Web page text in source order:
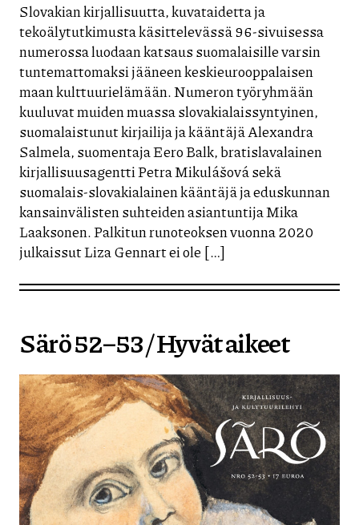
Slovakian kirjallisuutta, kuvataidetta ja
tekoälytutkimusta käsittelevässä 96-sivuisessa
numerossa luodaan katsaus suomalaisille varsin
tuntemattomaksi jääneen keskieurooppalaisen
maan kulttuurielämään. Numeron työryhmään
kuuluvat muiden muassa slovakialaissyntyinen,
suomalaistunut kirjailija ja kääntäjä Alexandra
Salmela, suomentaja Eero Balk, bratislavalainen
kirjallisuusagentti Petra Mikulášová sekä
suomalais-slovakialainen kääntäjä ja eduskunnan
kansainvälisten suhteiden asiantuntija Mika
Laaksonen. Palkitun runoteoksen vuonna 2020
julkaissut Liza Gennart ei ole […]
Särö 52–53 / Hyvät aikeet